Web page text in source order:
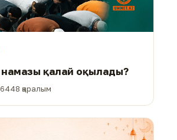
намазы қалай оқылады?
448 қаралым